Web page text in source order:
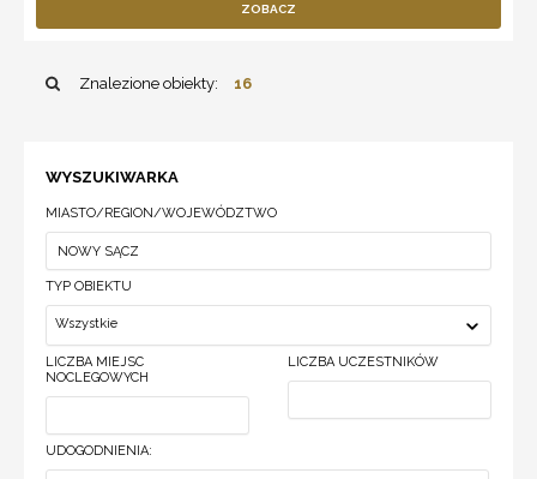
ZOBACZ
Znalezione obiekty: 16
WYSZUKIWARKA
MIASTO/REGION/WOJEWÓDZTWO
TYP OBIEKTU
Wszystkie
LICZBA MIEJSC
NOCLEGOWYCH
LICZBA UCZESTNIKÓW
UDOGODNIENIA: